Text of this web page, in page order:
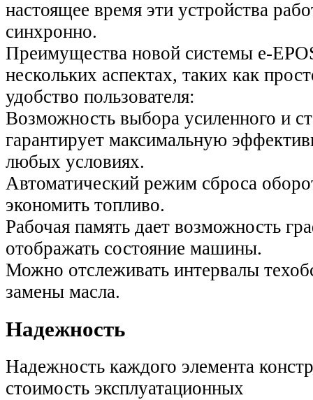
настоящее время эти устройства
синхронно.
Преимущества новой системы e-
нескольких аспектах, таких как
удобство пользователя:
Возможность выбора усиленного и
гарантирует максимальную
любых условиях.
Автоматический режим сброса
экономить топливо.
Рабочая память дает возможность
отображать состояние машины.
Можно отслеживать интервалы
замены масла.
Надежность
Надежность каждого элемента
стоимость эксплуатационных